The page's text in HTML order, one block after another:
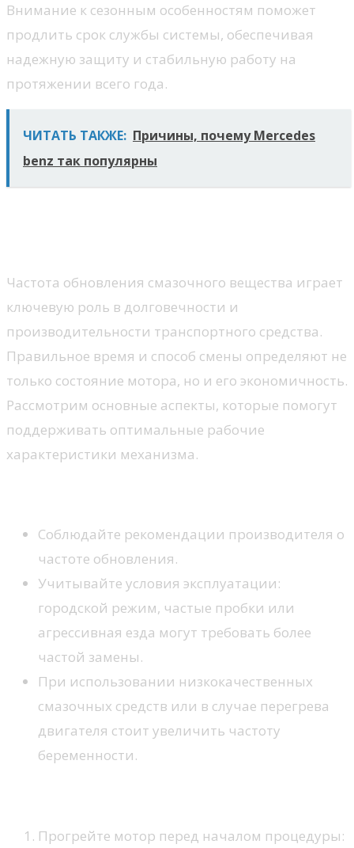
Внимание к сезонным особенностям поможет
продлить срок службы системы, обеспечивая
надежную защиту и стабильную работу на
протяжении всего года.
ЧИТАТЬ ТАКЖЕ: Причины, почему Mercedes
benz так популярны
Частота обновления смазочного вещества играет
ключевую роль в долговечности и
производительности транспортного средства.
Правильное время и способ смены определяют не
только состояние мотора, но и его экономичность.
Рассмотрим основные аспекты, которые помогут
поддерживать оптимальные рабочие
характеристики механизма.
Соблюдайте рекомендации производителя о
частоте обновления.
Учитывайте условия эксплуатации:
городской режим, частые пробки или
агрессивная езда могут требовать более
частой замены.
При использовании низкокачественных
смазочных средств или в случае перегрева
двигателя стоит увеличить частоту
беременности.
Прогрейте мотор перед началом процедуры: